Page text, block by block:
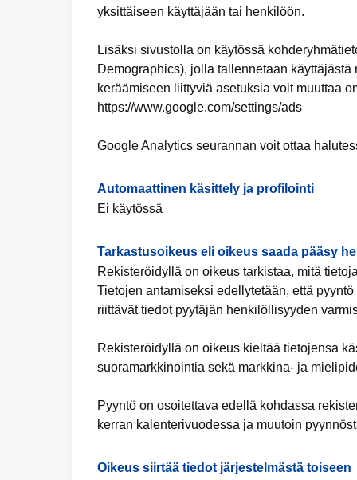
yksittäiseen käyttäjään tai henkilöön.
Lisäksi sivustolla on käytössä
Demographics), jolla tallennetaan
keräämiseen liittyviä asetuksia voit muuttaa
https://www.google.com/settings/ads
Google Analytics seurannan voit ottaa
Automaattinen käsittely ja profilointi
Ei käytössä
Tarkastusoikeus eli oikeus saada pääsy
Rekisteröidyllä on oikeus tarkistaa, mitä
Tietojen antamiseksi edellytetään, että
riittävät tiedot pyytäjän henkilöllisyyden
Rekisteröidyllä on oikeus kieltää tietojensa
suoramarkkinointia sekä markkina- ja
Pyyntö on osoitettava edellä kohdassa
kerran kalenterivuodessa ja muutoin
Oikeus siirtää tiedot järjestelmästä toiseen